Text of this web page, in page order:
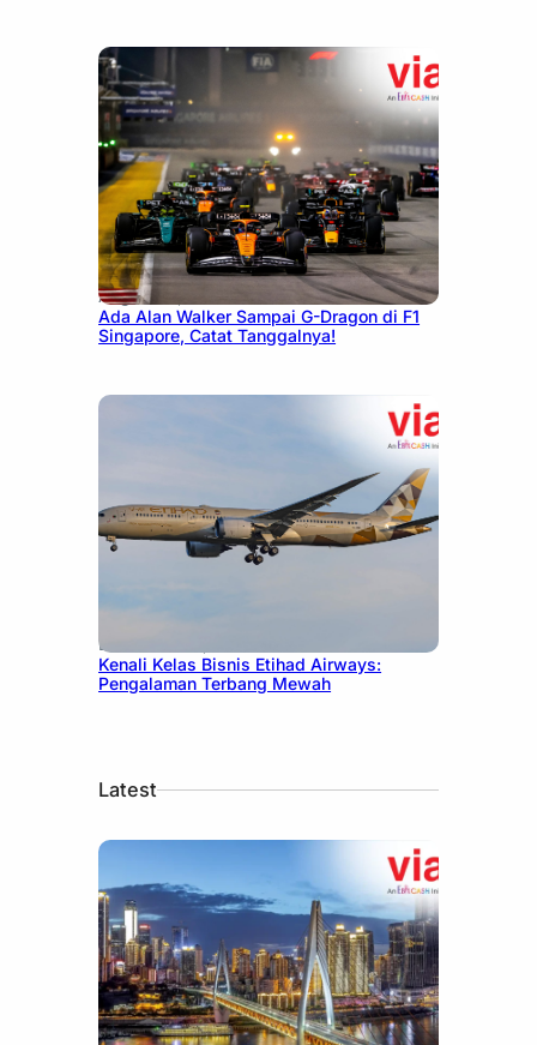
August 13, 2025
Ada Alan Walker Sampai G-Dragon di F1
Singapore, Catat Tanggalnya!
December 27, 2024
Kenali Kelas Bisnis Etihad Airways:
Pengalaman Terbang Mewah
Latest